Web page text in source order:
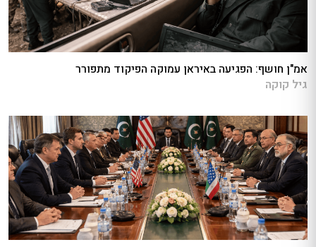
אמ"ן חושף: הפגיעה באיראן עמוקה הפיקוד מתפורר
גיל קוקה